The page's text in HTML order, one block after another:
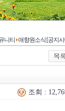
니티 애향원소식 [공지
조회 :